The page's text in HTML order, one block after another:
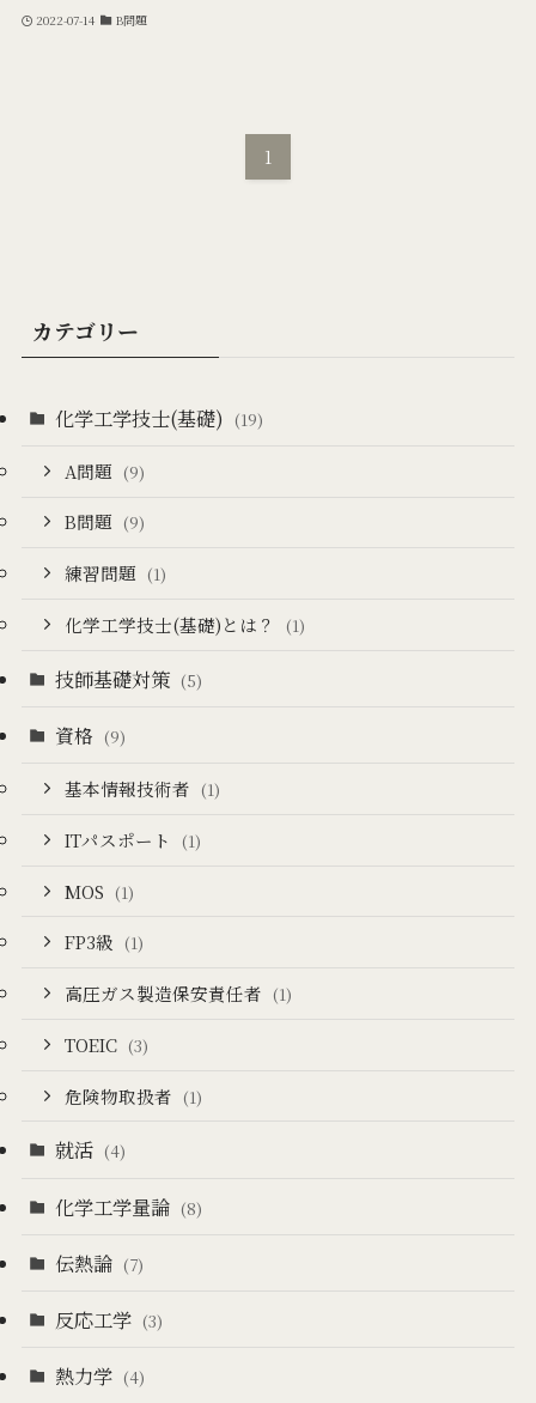
2022-07-14 B問題
1
カテゴリー
化学工学技士(基礎) (19)
A問題 (9)
B問題 (9)
練習問題 (1)
化学工学技士(基礎)とは？ (1)
技師基礎対策 (5)
資格 (9)
基本情報技術者 (1)
ITパスポート (1)
MOS (1)
FP3級 (1)
高圧ガス製造保安責任者 (1)
TOEIC (3)
危険物取扱者 (1)
就活 (4)
化学工学量論 (8)
伝熱論 (7)
反応工学 (3)
熱力学 (4)